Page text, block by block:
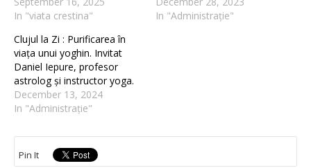
In "viata crestina"
In "Administrație"
Clujul la Zi : Purificarea în
viața unui yoghin. Invitat
Daniel Iepure, profesor
astrolog și instructor yoga.
December 13, 2024
In "Administrație"
Pin It